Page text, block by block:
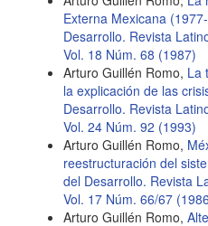
Externa Mexicana
Desarrollo. Revista
Vol. 18 Núm. 68 (1987)
Arturo Guillén Romo, La
la explicación de las
Desarrollo. Revista
Vol. 24 Núm. 92 (1993)
Arturo Guillén Romo,
reestructuración del
del Desarrollo. Revista
Vol. 17 Núm. 66/67
Arturo Guillén Romo,